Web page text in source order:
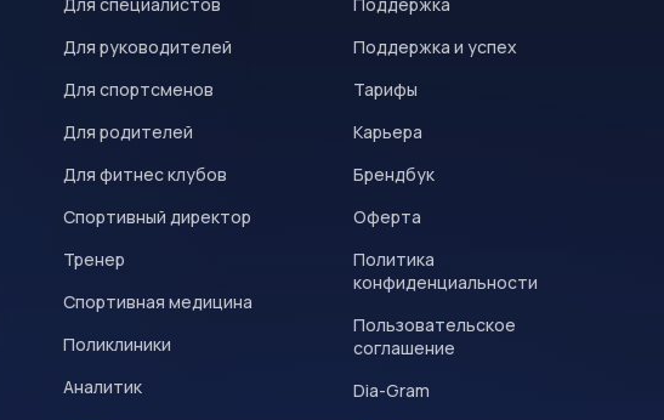
Для руководителей
Для спортсменов
Для родителей
Для фитнес клубов
Спортивный директор
Тренер
Спортивная медицина
Поликлиники
Аналитик
Поддержка и успех
Тарифы
Карьера
Брендбук
Оферта
Политика
конфиденциальности
Пользовательское
соглашение
Dia-Gram